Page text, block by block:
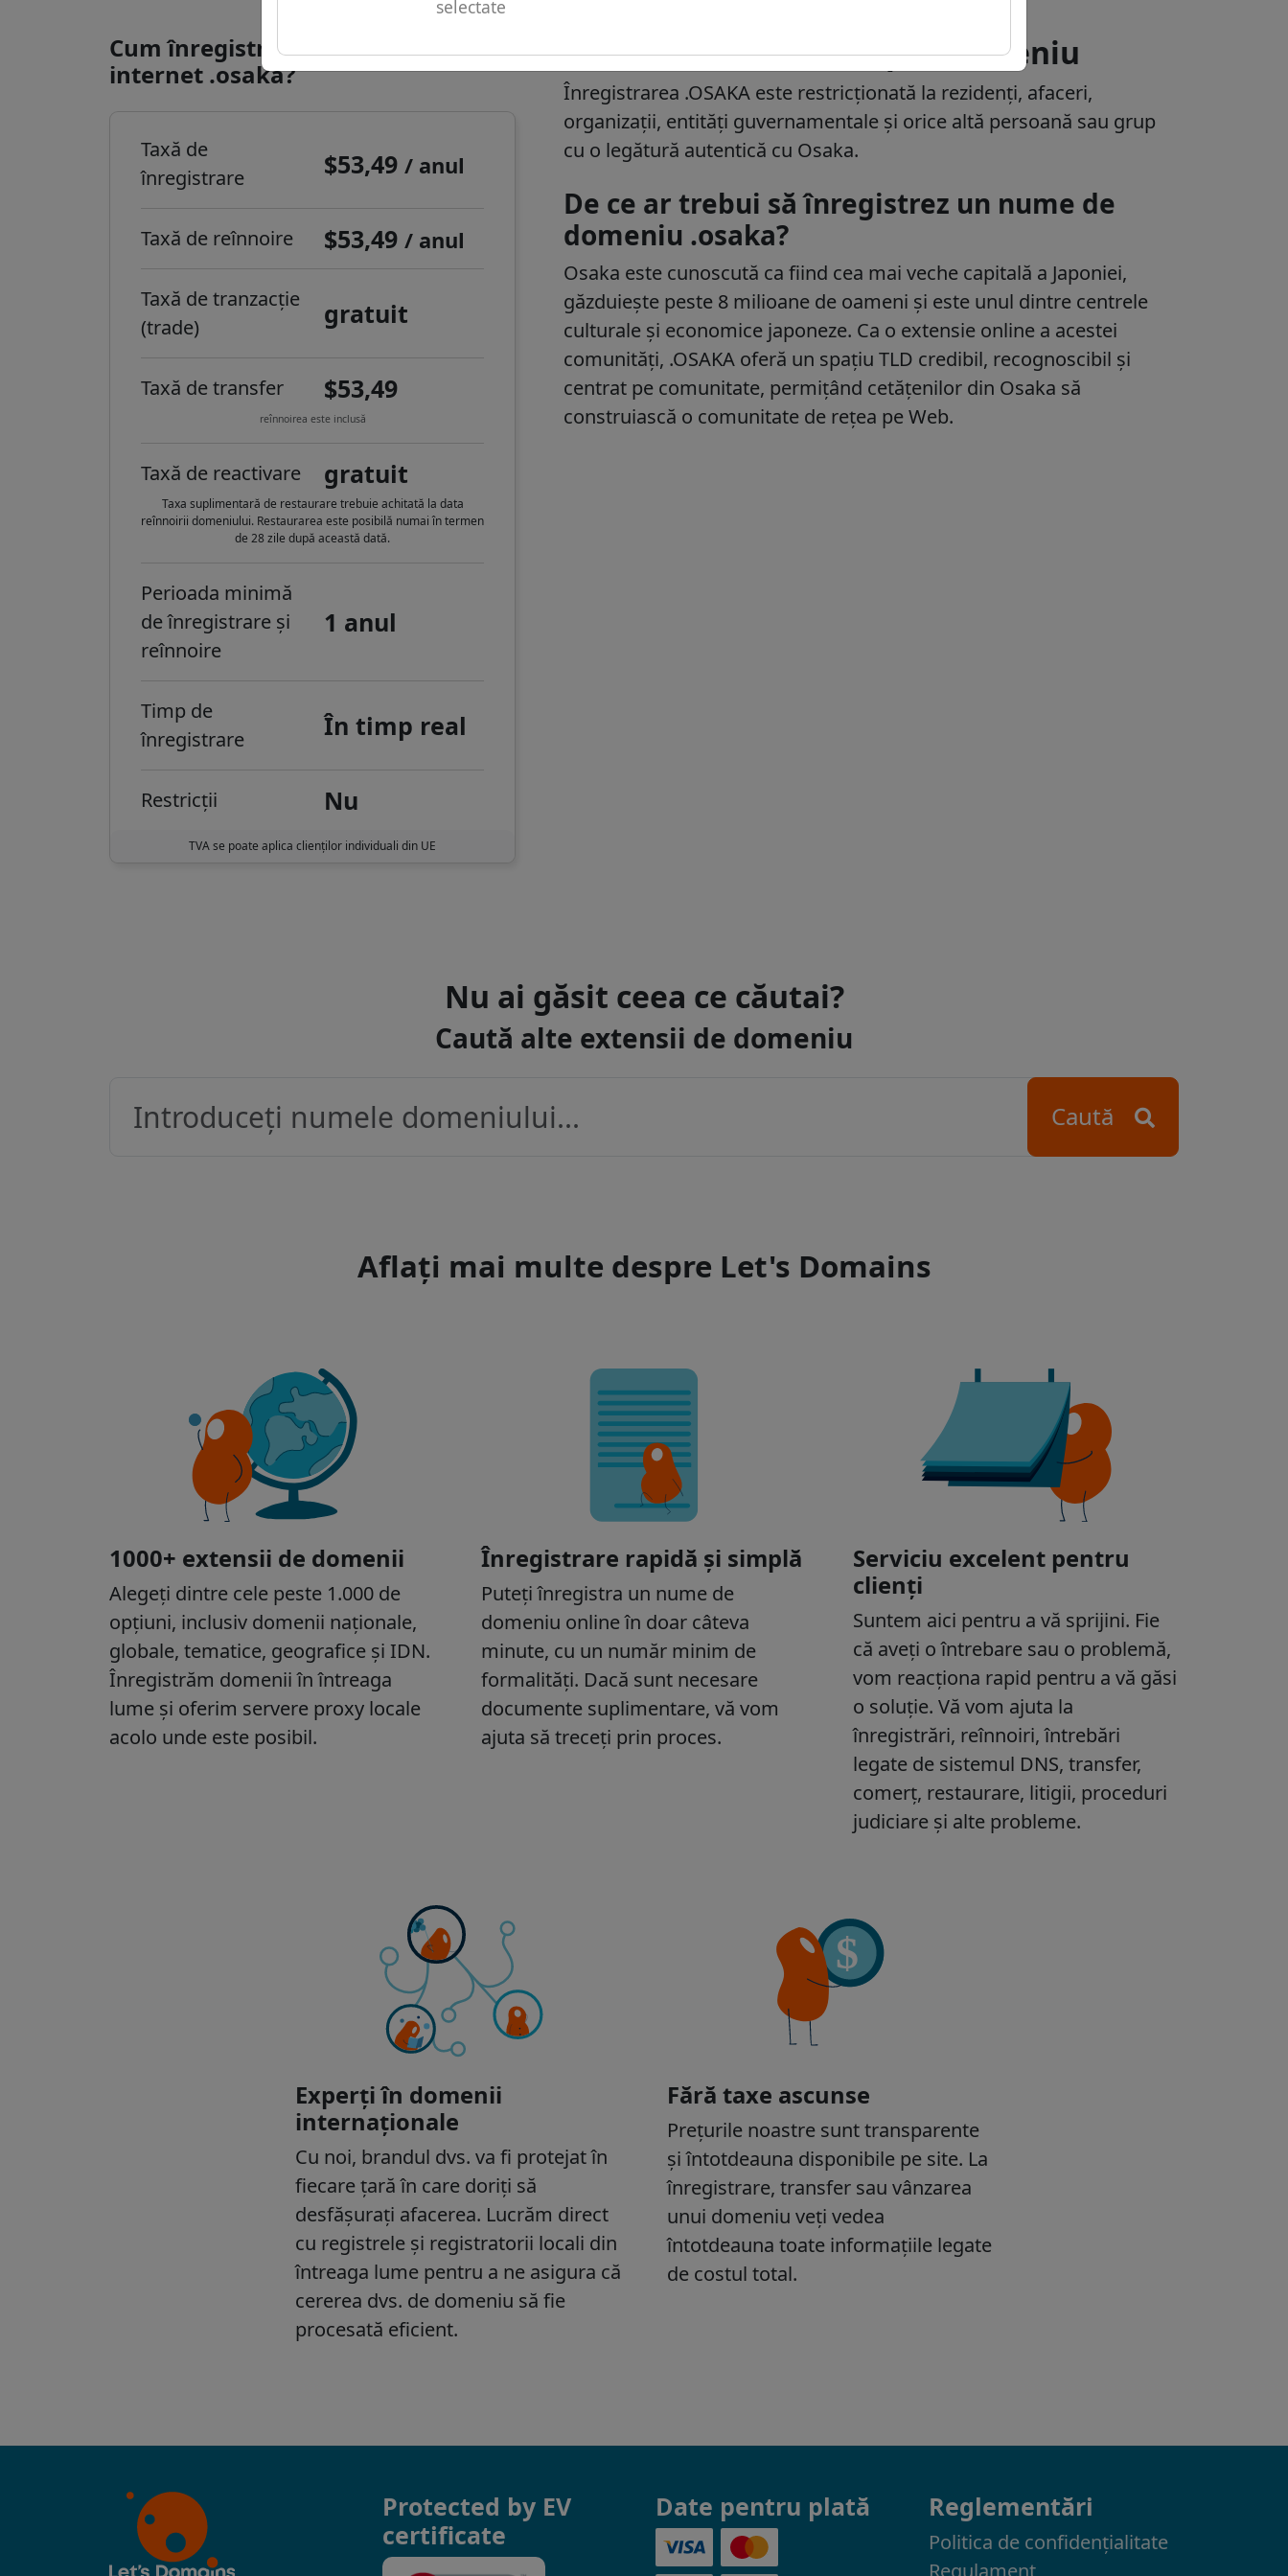
selectate
Cum înregistrezi un domeniu de
internet .osaka?
Taxă de
înregistrare
$53,49/ anul
Taxă de reînnoire $53,49/ anul
Taxă de tranzacție
(trade)
gratuit
Taxă de transfer $53,49
reînnoirea este inclusă
Taxă de reactivare gratuit
Taxa suplimentară de restaurare trebuie achitată la data
reînnoirii domeniului. Restaurarea este posibilă numai în termen
de 28 zile după această dată.
Perioada minimă
de înregistrare și
reînnoire
1 anul
Timp de
înregistrare
În timp real
Restricții Nu
TVA se poate aplica clienților individuali din UE
.osaka informații despre domeniu
Înregistrarea .OSAKA este restricționată la rezidenți, afaceri,
organizații, entități guvernamentale și orice altă persoană sau grup
cu o legătură autentică cu Osaka.
De ce ar trebui să înregistrez un nume de
domeniu .osaka?
Osaka este cunoscută ca fiind cea mai veche capitală a Japoniei,
găzduiește peste 8 milioane de oameni și este unul dintre centrele
culturale și economice japoneze. Ca o extensie online a acestei
comunități, .OSAKA oferă un spațiu TLD credibil, recognoscibil și
centrat pe comunitate, permițând cetățenilor din Osaka să
construiască o comunitate de rețea pe Web.
Nu ai găsit ceea ce căutai?
Caută alte extensii de domeniu
Caută
Protected by EV
certificate
Date pentru plată Reglementări
Politica de confidenţialitate
Regulament